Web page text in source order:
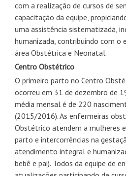
com a realização de cursos de
capacitação da equipe,
uma assistência sistematizada,
humanizada, contribuindo com o
área Obstétrica e Neonatal.
Centro Obstétrico
O primeiro parto no Centro
ocorreu em 31 de dezembro de
média mensal é de 220
(2015/2016). As enfermeiras
Obstétrico atendem a mulheres
parto e intercorrências na
atendimento integral e
bebê e pai). Todos da equipe de